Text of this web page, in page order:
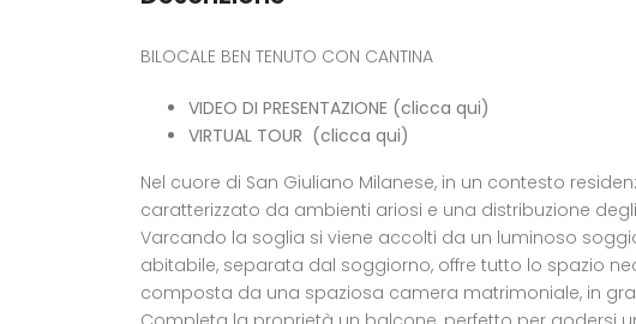
BILOCALE BEN TENUTO CON CANTINA
VIDEO DI PRESENTAZIONE (clicca qui)
VIRTUAL TOUR (clicca qui)
Nel cuore di San Giuliano Milanese, in un contesto
caratterizzato da ambienti ariosi e una distribuzione
Varcando la soglia si viene accolti da un luminoso
abitabile, separata dal soggiorno, offre tutto lo spazio
composta da una spaziosa camera matrimoniale, in